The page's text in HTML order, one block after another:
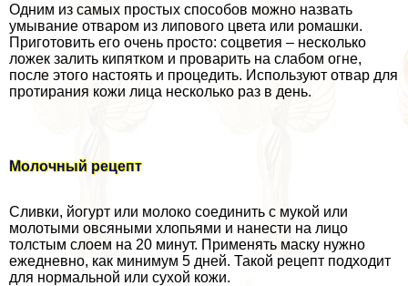
Одним из самых простых способов можно назвать
умывание отваром из липового цвета или ромашки.
Приготовить его очень просто: соцветия – несколько
ложек залить кипятком и проварить на слабом огне,
после этого настоять и процедить. Используют отвар для
протирания кожи лица несколько раз в день.
Молочный рецепт
Сливки, йогурт или молоко соединить с мукой или
молотыми овсяными хлопьями и нанести на лицо
толстым слоем на 20 минут. Применять маску нужно
ежедневно, как минимум 5 дней. Такой рецепт подходит
для нормальной или сухой кожи.